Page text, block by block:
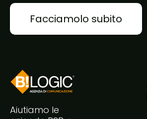
Facciamolo subito
Aiutiamo le